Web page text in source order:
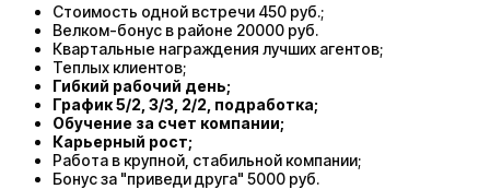
Стоимость одной встречи 450 руб.;
Велком-бонус в районе 20000 руб.
Квартальные награждения лучших агентов;
Теплых клиентов;
Гибкий рабочий день;
График 5/2, 3/3, 2/2, подработка;
Обучение за счет компании;
Карьерный рост;
Работа в крупной, стабильной компании;
Бонус за "приведи друга" 5000 руб.